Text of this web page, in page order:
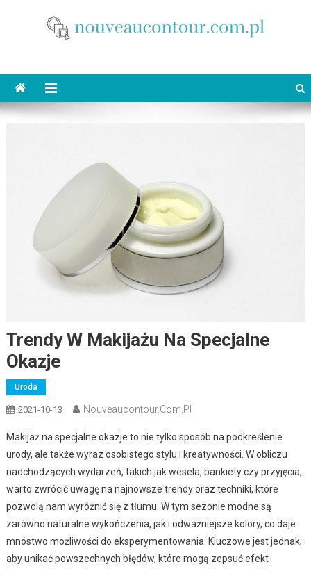
Trendy W Makijażu Na Specjalne
Okazje
Uroda
2021-10-13 Nouveaucontour.com.pl
Makijaż na specjalne okazje to nie tylko sposób na podkreślenie
urody, ale także wyraz osobistego stylu i kreatywności. W obliczu
nadchodzących wydarzeń, takich jak wesela, bankiety czy przyjęcia,
warto zwrócić uwagę na najnowsze trendy oraz techniki, które
pozwolą nam wyróżnić się z tłumu. W tym sezonie modne są
zarówno naturalne wykończenia, jak i odważniejsze kolory, co daje
mnóstwo możliwości do eksperymentowania. Kluczowe jest jednak,
aby unikać powszechnych błędów, które mogą zepsuć efekt